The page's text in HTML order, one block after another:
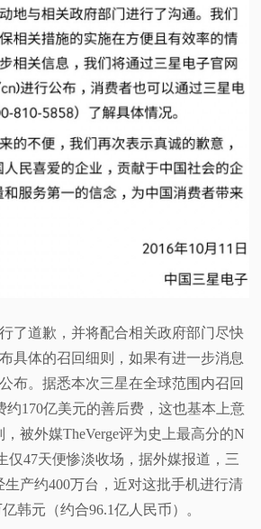
了道歉，并将配合相关政府部门尽快
具体的召回细则，如果有进一步消息
布。据悉本次三星在全球范围内召回
约170亿美元的善后费，这也基本上意
，被外媒TheVerge评为史上最高分的N
仅47天便惨淡收场，据外媒报道，三
生产约400万台，近对这批手机进行清
韩元（约合96.1亿人民币）。